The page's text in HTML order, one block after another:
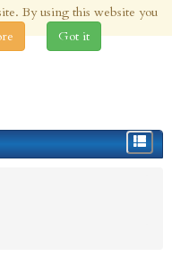
Toggle
By using this website you
Got it